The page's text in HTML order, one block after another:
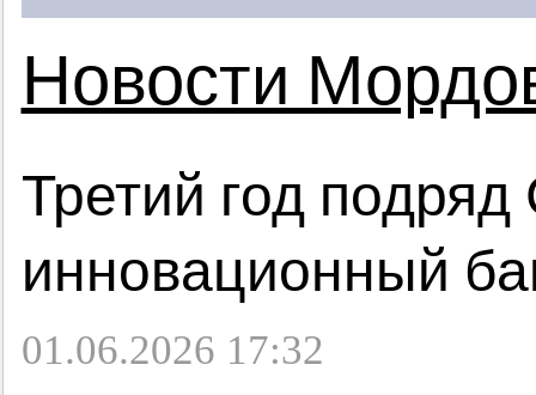
Новости
Третий год
инновационный
01.06.2026 17:32